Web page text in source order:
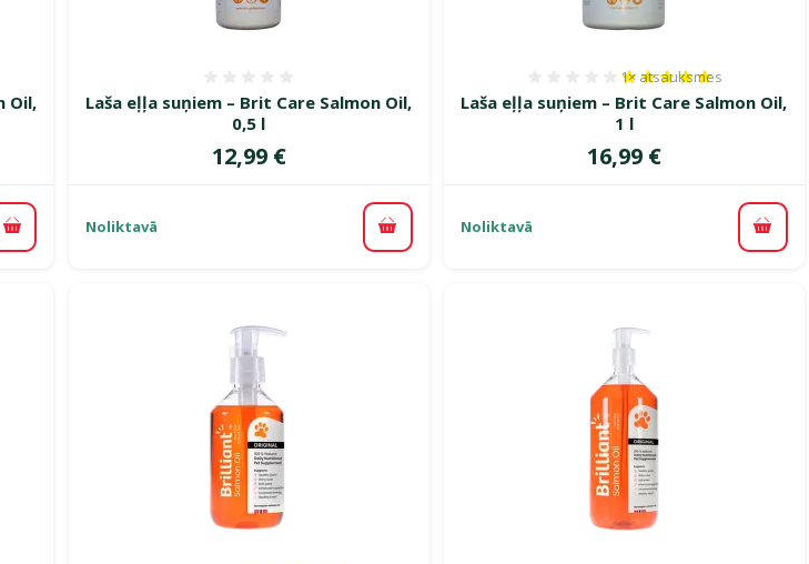
Oil,
reitingu skaits: 1
Pievienot grozam
Laša eļļa suņiem – Brit Care Salmon Oil,
0,5 l
Cena
12,99 €
Noliktavā Pievienot grozam
Laša eļļa suņiem – Brit Care Salmon Oil,
1 l
Atsauksmes 100%,
1× atsauksmes
Cena
16,99 €
Noliktavā